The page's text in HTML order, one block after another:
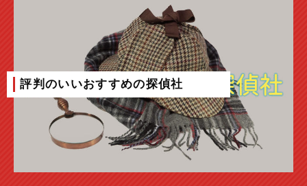
評判のいいおすすめの探偵社